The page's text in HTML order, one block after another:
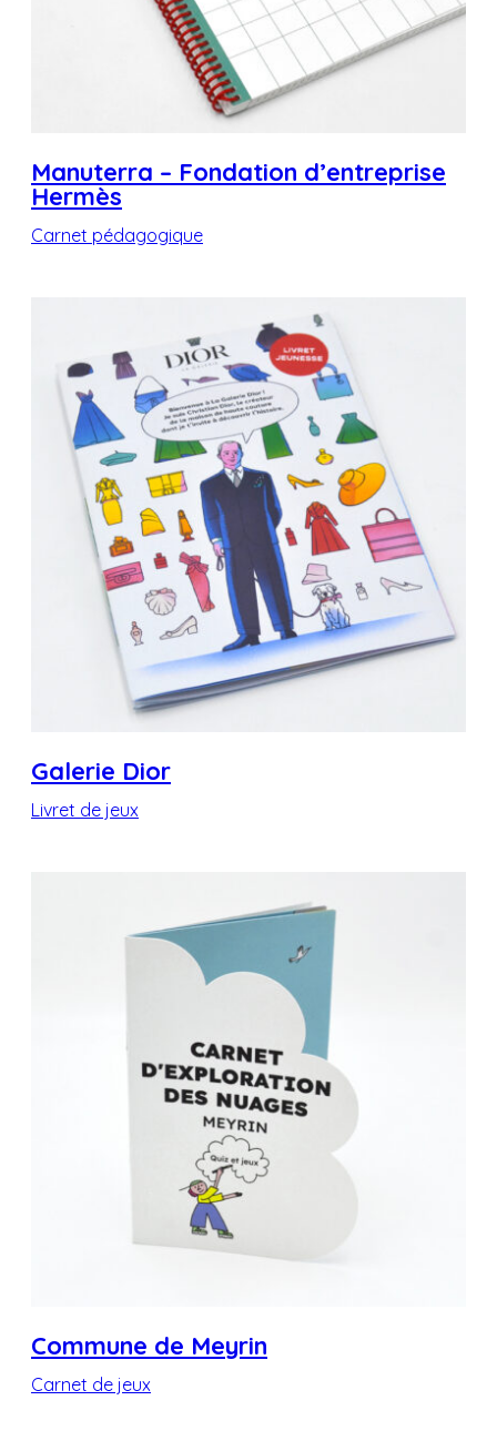
Manuterra – Fondation d’entreprise
Hermès
Carnet pédagogique
Galerie Dior
Livret de jeux
Commune de Meyrin
Carnet de jeux